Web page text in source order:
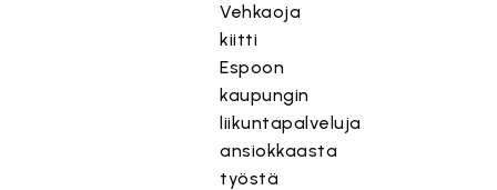
Vehkaoja
kiitti
Espoon
kaupungin
liikuntapalveluja
ansiokkaasta
työstä